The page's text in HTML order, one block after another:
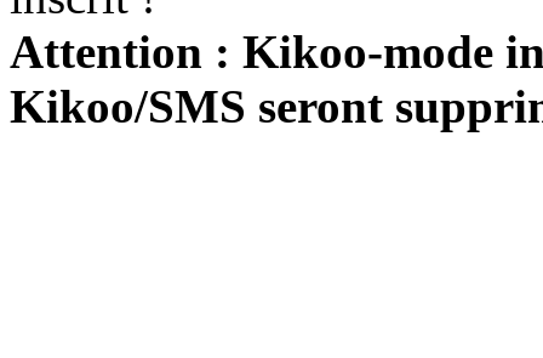
Attention : Kikoo-mode
Kikoo/SMS seront